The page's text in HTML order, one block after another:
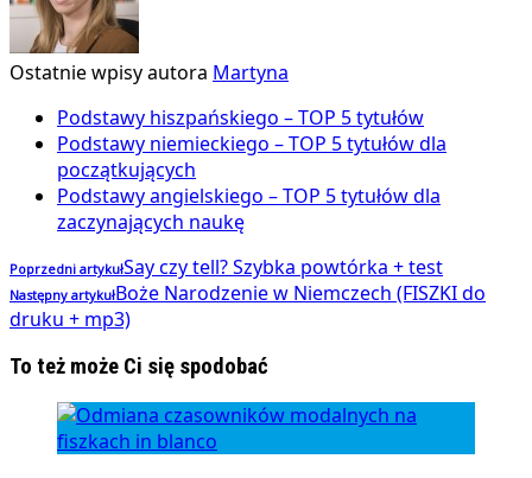
Ostatnie wpisy autora Martyna
Podstawy hiszpańskiego – TOP 5 tytułów
Podstawy niemieckiego – TOP 5 tytułów dla
początkujących
Podstawy angielskiego – TOP 5 tytułów dla
zaczynających naukę
Poprzedni artykułSay czy tell? Szybka powtórka + test
Następny artykułBoże Narodzenie w Niemczech (FISZKI do
druku + mp3)
To też może Ci się spodobać